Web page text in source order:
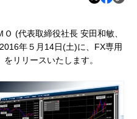
(代表取締役社長 安田和敏、
年５月14日(土)に、FX専用
リリースいたします。